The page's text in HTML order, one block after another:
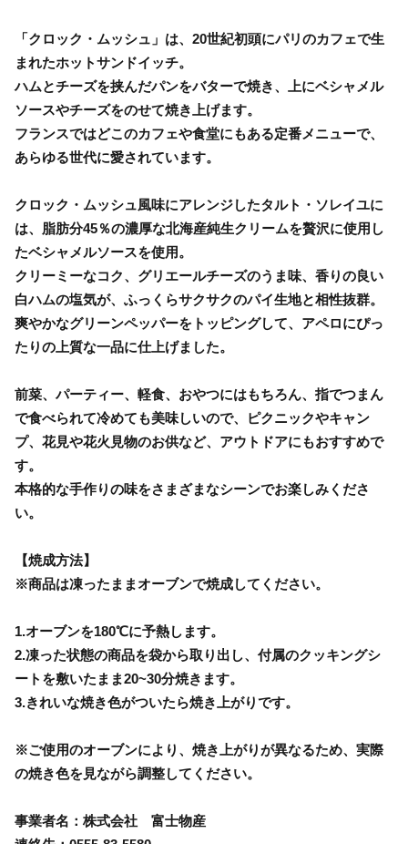
「クロック・ムッシュ」は、20世紀初頭にパリのカフェで生
まれたホットサンドイッチ。
ハムとチーズを挟んだパンをバターで焼き、上にベシャメル
ソースやチーズをのせて焼き上げます。
フランスではどこのカフェや食堂にもある定番メニューで、
あらゆる世代に愛されています。
クロック・ムッシュ風味にアレンジしたタルト・ソレイユに
は、脂肪分45％の濃厚な北海産純生クリームを贅沢に使用し
たベシャメルソースを使用。
クリーミーなコク、グリエールチーズのうま味、香りの良い
白ハムの塩気が、ふっくらサクサクのパイ生地と相性抜群。
爽やかなグリーンペッパーをトッピングして、アペロにぴっ
たりの上質な一品に仕上げました。
前菜、パーティー、軽食、おやつにはもちろん、指でつまん
で食べられて冷めても美味しいので、ピクニックやキャン
プ、花見や花火見物のお供など、アウトドアにもおすすめで
す。
本格的な手作りの味をさまざまなシーンでお楽しみくださ
い。
【焼成方法】
※商品は凍ったままオーブンで焼成してください。
1.オーブンを180℃に予熱します。
2.凍った状態の商品を袋から取り出し、付属のクッキングシ
ートを敷いたまま20~30分焼きます。
3.きれいな焼き色がついたら焼き上がりです。
※ご使用のオーブンにより、焼き上がりが異なるため、実際
の焼き色を見ながら調整してください。
事業者名：株式会社 富士物産